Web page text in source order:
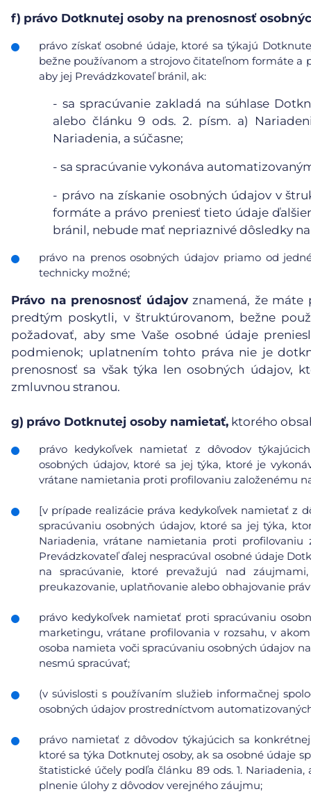
f) právo Dotknutej osoby na prenosnosť
právo získať osobné údaje, ktoré sa týkajú
bežne používanom a strojovo čitateľnom formáte a
aby jej Prevádzkovateľ bránil, ak:
-sa spracúvanie zakladá na súhlase
alebo článku 9 ods. 2. písm. a)
Nariadenia, a súčasne;
- sa spracúvanie vykonáva
- právo na získanie osobných údajov v
formáte a právo preniesť tieto údaje
bránil, nebude mať nepriaznivé dôsledky
právo na prenos osobných údajov priamo od
technicky možné;
Právo na prenosnosť údajovznamená, že máte
predtým poskytli, v štruktúrovanom, bežne
požadovať, aby sme Vaše osobné údaje
podmienok; uplatnením tohto práva nie je
prenosnosť sa však týka len osobných údajov,
zmluvnou stranou.
g) právo Dotknutej osoby namietať, ktorého
právo kedykoľvek namietať z dôvodov
osobných údajov, ktoré sa jej týka, ktoré je
vrátane namietania proti profilovaniu založenému
[v prípade realizácie práva kedykoľvek namietať z
spracúvaniu osobných údajov, ktoré sa jej týka,
Nariadenia, vrátane namietania proti
Prevádzkovateľ ďalej nespracúval osobné údaje
na spracúvanie, ktoré prevažujú nad
preukazovanie, uplatňovanie alebo obhajovanie
právo kedykoľvek namietať proti spracúvaniu
marketingu, vrátane profilovania v rozsahu, v
osoba namieta voči spracúvaniu osobných údajov
nesmú spracúvať;
(v súvislosti s používaním služieb informačnej
osobných údajov prostredníctvom
právo namietať z dôvodov týkajúcich sa
ktoré sa týka Dotknutej osoby, ak sa osobné údaje
štatistické účely podľa článku 89 ods. 1.
plnenie úlohy z dôvodov verejného záujmu;